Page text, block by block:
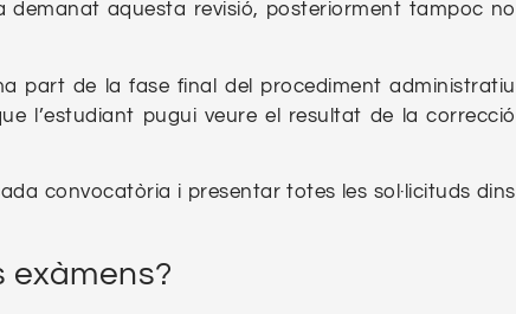
demanat aquesta revisió, posteriorment tampoc no
part de la fase final del procediment administratiu
l’estudiant pugui veure el resultat de la correcció
convocatòria i presentar totes les sol·licituds dins
exàmens?